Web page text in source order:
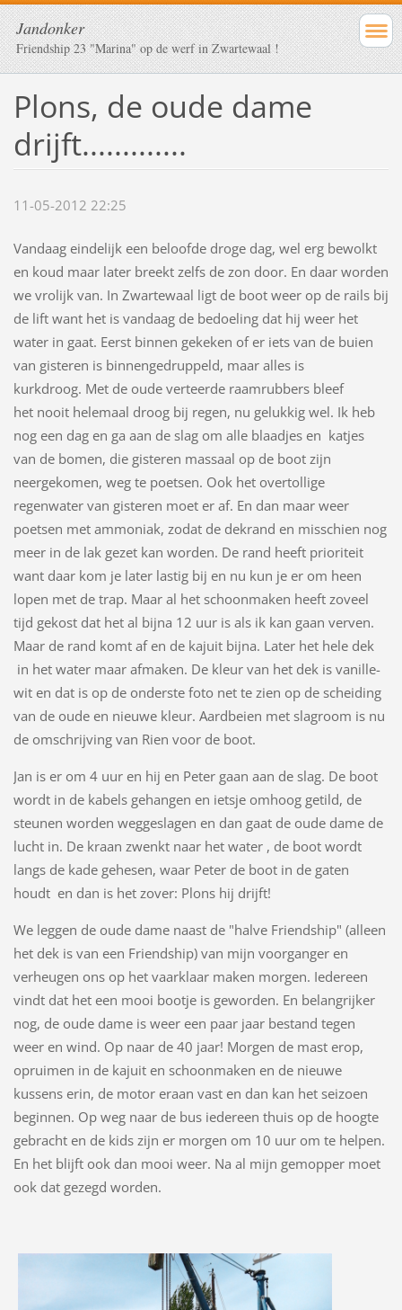
Jandonker
Friendship 23 "Marina" op de werf in Zwartewaal !
Plons, de oude dame
drijft.............
11-05-2012 22:25
Vandaag eindelijk een beloofde droge dag, wel erg bewolkt
en koud maar later breekt zelfs de zon door. En daar worden
we vrolijk van. In Zwartewaal ligt de boot weer op de rails bij
de lift want het is vandaag de bedoeling dat hij weer het
water in gaat. Eerst binnen gekeken of er iets van de buien
van gisteren is binnengedruppeld, maar alles is
kurkdroog. Met de oude verteerde raamrubbers bleef
het nooit helemaal droog bij regen, nu gelukkig wel. Ik heb
nog een dag en ga aan de slag om alle blaadjes en katjes
van de bomen, die gisteren massaal op de boot zijn
neergekomen, weg te poetsen. Ook het overtollige
regenwater van gisteren moet er af. En dan maar weer
poetsen met ammoniak, zodat de dekrand en misschien nog
meer in de lak gezet kan worden. De rand heeft prioriteit
want daar kom je later lastig bij en nu kun je er om heen
lopen met de trap. Maar al het schoonmaken heeft zoveel
tijd gekost dat het al bijna 12 uur is als ik kan gaan verven.
Maar de rand komt af en de kajuit bijna. Later het hele dek
in het water maar afmaken. De kleur van het dek is vanille-
wit en dat is op de onderste foto net te zien op de scheiding
van de oude en nieuwe kleur. Aardbeien met slagroom is nu
de omschrijving van Rien voor de boot.
Jan is er om 4 uur en hij en Peter gaan aan de slag. De boot
wordt in de kabels gehangen en ietsje omhoog getild, de
steunen worden weggeslagen en dan gaat de oude dame de
lucht in. De kraan zwenkt naar het water , de boot wordt
langs de kade gehesen, waar Peter de boot in de gaten
houdt en dan is het zover: Plons hij drijft!
We leggen de oude dame naast de "halve Friendship" (alleen
het dek is van een Friendship) van mijn voorganger en
verheugen ons op het vaarklaar maken morgen. Iedereen
vindt dat het een mooi bootje is geworden. En belangrijker
nog, de oude dame is weer een paar jaar bestand tegen
weer en wind. Op naar de 40 jaar! Morgen de mast erop,
opruimen in de kajuit en schoonmaken en de nieuwe
kussens erin, de motor eraan vast en dan kan het seizoen
beginnen. Op weg naar de bus iedereen thuis op de hoogte
gebracht en de kids zijn er morgen om 10 uur om te helpen.
En het blijft ook dan mooi weer. Na al mijn gemopper moet
ook dat gezegd worden.